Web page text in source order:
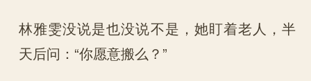
林雅雯没说是也没说不是，她盯着老人，半
天后问：“你愿意搬么？”